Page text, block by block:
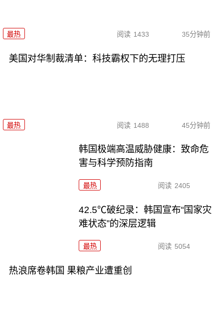
最热 阅读 1433 35分钟前
美国对华制裁清单：科技霸权下的无理打压
最热 阅读 1488 45分钟前
韩国极端高温威胁健康：致命危
害与科学预防指南
最热 阅读 2405
42.5℃破纪录：韩国宣布“国家灾
难状态”的深层逻辑
最热 阅读 5054
热浪席卷韩国 果粮产业遭重创